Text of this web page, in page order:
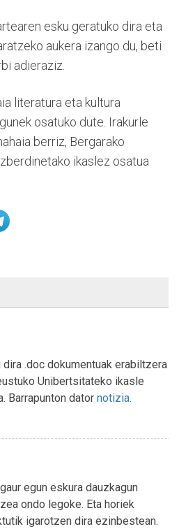
esku geratuko dira eta
aukera izango du, beti
adieraziz.
literatura eta kultura
osatuko dute. Irakurle
berriz, Bergarako
ikaslez osatua
.doc dokumentuak erabiltzera
Unibertsitateko ikasle
Barrapunton dator notizia.
egun eskura dauzkagun
ondo legoke. Eta horiek
igarotzen dira ezinbestean.